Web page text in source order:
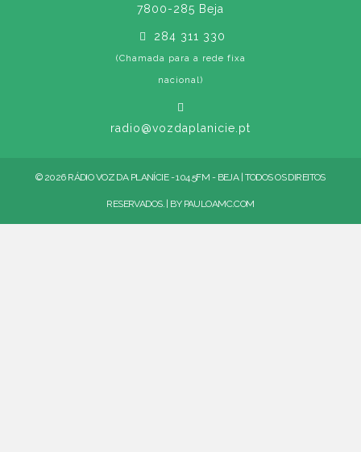
7800-285 Beja
284 311 330
(Chamada para a rede fixa
nacional)
radio@vozdaplanicie.pt
© 2026 RÁDIO VOZ DA PLANÍCIE - 104.5FM - BEJA | TODOS OS DIREITOS
RESERVADOS. | BY PAULOAMC.COM